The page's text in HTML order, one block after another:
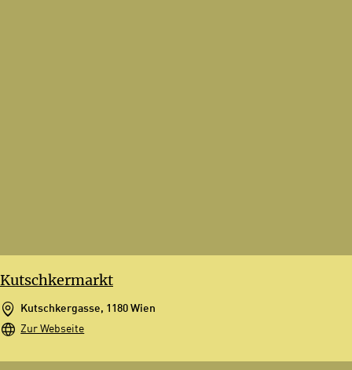
Kutschkermarkt
Kutschkergasse, 1180 Wien
Zur Webseite